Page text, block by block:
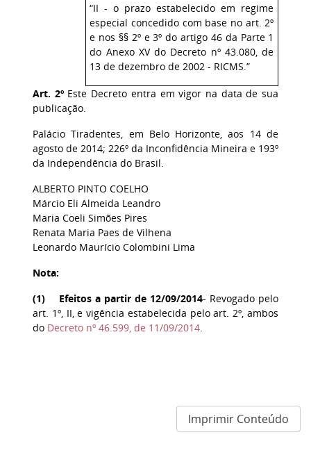
“II - o prazo estabelecido em regime
especial concedido com base no art. 2º
e nos §§ 2º e 3º do artigo 46 da Parte 1
do Anexo XV do Decreto nº 43.080, de
13 de dezembro de 2002 - RICMS.”
Art. 2ºEste Decreto entra em vigor na data de sua
publicação.
Palácio Tiradentes, em Belo Horizonte, aos 14 de
agosto de 2014; 226º da Inconfidência Mineira e 193º
da Independência do Brasil.
ALBERTO PINTO COELHO
Márcio Eli Almeida Leandro
Maria Coeli Simões Pires
Renata Maria Paes de Vilhena
Leonardo Maurício Colombini Lima
Nota:
(1) Efeitos a partir de 12/09/2014- Revogado pelo
art. 1º, II, e vigência estabelecida pelo art. 2º, ambos
do Decreto nº 46.599, de 11/09/2014.
Imprimir Conteúdo